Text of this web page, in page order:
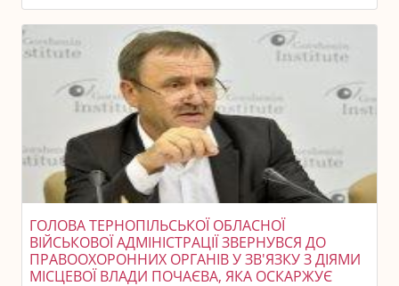
ГОЛОВА ТЕРНОПІЛЬСЬКОЇ ОБЛАСНОЇ
ВІЙСЬКОВОЇ АДМІНІСТРАЦІЇ ЗВЕРНУВСЯ ДО
ПРАВООХОРОННИХ ОРГАНІВ У ЗВ'ЯЗКУ З ДІЯМИ
МІСЦЕВОЇ ВЛАДИ ПОЧАЄВА, ЯКА ОСКАРЖУЄ